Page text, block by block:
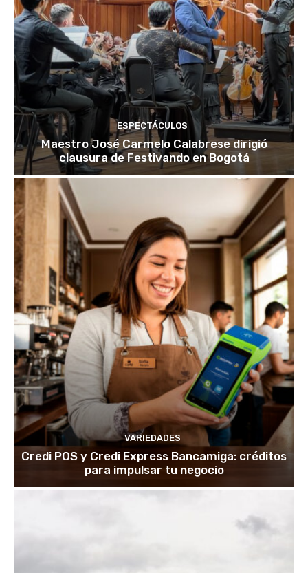
ESPECTÁCULOS
Maestro José Carmelo Calabrese dirigió
clausura de Festivando en Bogotá
VARIEDADES
Credi POS y Credi Express Bancamiga: créditos
para impulsar tu negocio